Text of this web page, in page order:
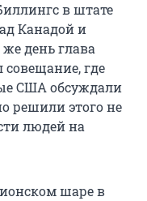
в штате
Канадой и
день глава
совещание, где
США обсуждали
решили этого не
людей на
шаре в